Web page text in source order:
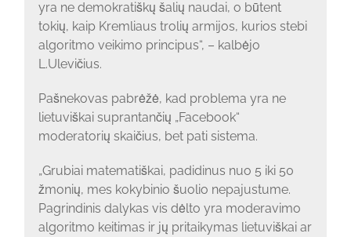
yra ne demokratiškų šalių naudai, o būtent
tokių, kaip Kremliaus trolių armijos, kurios stebi
algoritmo veikimo principus“, – kalbėjo
L.Ulevičius.
Pašnekovas pabrėžė, kad problema yra ne
lietuviškai suprantančių „Facebook“
moderatorių skaičius, bet pati sistema.
„Grubiai matematiškai, padidinus nuo 5 iki 50
žmonių, mes kokybinio šuolio nepajustume.
Pagrindinis dalykas vis dėlto yra moderavimo
algoritmo keitimas ir jų pritaikymas lietuviškai ar